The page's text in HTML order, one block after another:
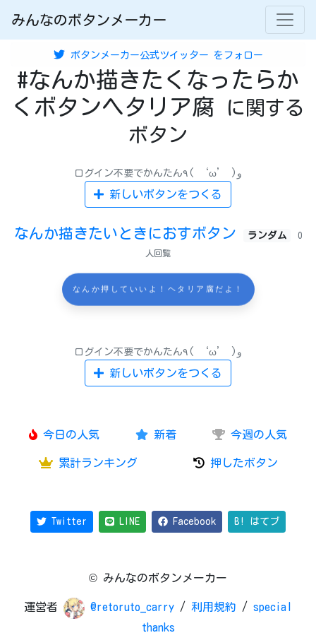
みんなのボタンメーカー
ボタンメーカー公式ツイッター をフォロー
#なんか描きたくなったらか
くボタンヘタリア腐
に関する
ボタン
ログイン不要でかんたん٩( ‘ω’ )و
新しいボタンをつくる
なんか描きたいときにおすボタン ランダム 0
人回覧
なんか押していいよ！ヘタリア腐だよ！
ログイン不要でかんたん٩( ‘ω’ )و
新しいボタンをつくる
今日の人気 新着 今週の人気
累計ランキング 押したボタン
Twitter LINE Facebook B! はてブ
© みんなのボタンメーカー
運営者 @retoruto_carry / 利用規約 / special
thanks